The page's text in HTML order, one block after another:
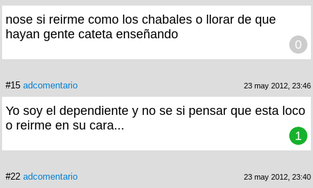
nose si reirme como los chabales o llorar de que
hayan gente cateta enseñando
0
#15 adcomentario 23 may 2012, 23:46
Yo soy el dependiente y no se si pensar que esta loco
o reirme en su cara...
1
#22 adcomentario 23 may 2012, 23:40